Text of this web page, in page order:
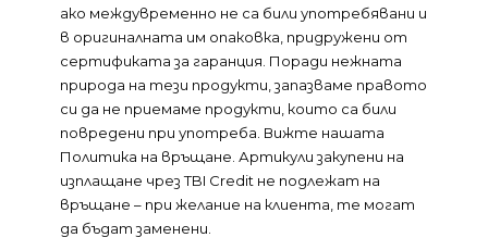
ако междувременно не са били употребявани и
в оригиналната им опаковка, придружени от
сертификата за гаранция. Поради нежната
природа на тези продукти, запазваме правото
си да не приемаме продукти, които са били
повредени при употреба. Вижте нашата
Политика на връщане. Артикули закупени на
изплащане чрез TBI Credit не подлежат на
връщане – при желание на клиента, те могат
да бъдат заменени.